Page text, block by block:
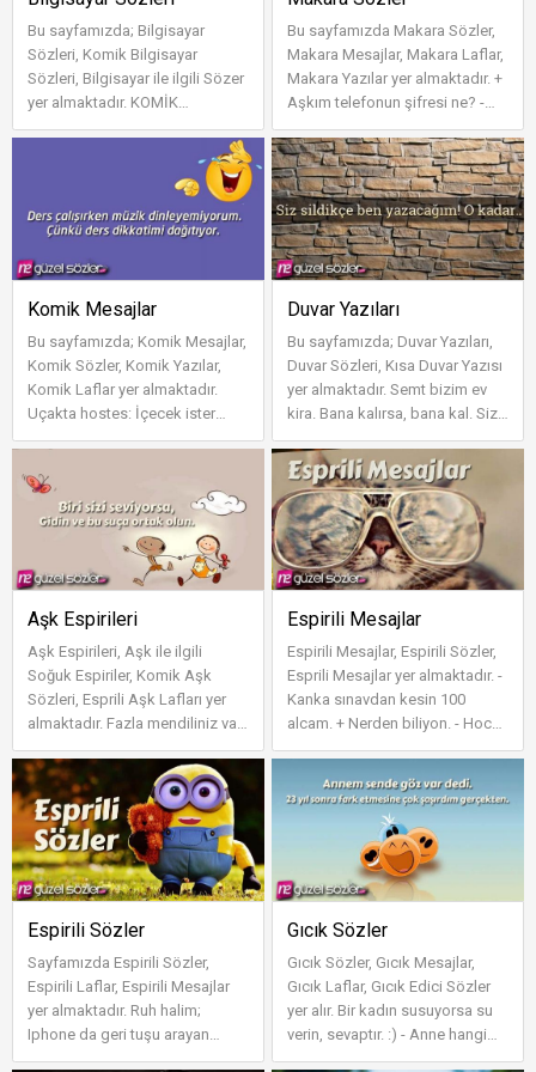
Bu sayfamızda; Bilgisayar
Sözleri, Komik Bilgisayar
Sözleri, Bilgisayar ile ilgili Sözer
yer almaktadır. KOMİK
BİLGİSAYAR SÖZLERİ Hatasız
Bu sayfamızda Makara Sözler,
Makara Mesajlar, Makara Laflar,
Makara Yazılar yer almaktadır. +
Aşkım telefonun şifresi ne? -
Çıktığımız tarih aşkım...
Komik Mesajlar
Bu sayfamızda; Komik Mesajlar,
Komik Sözler, Komik Yazılar,
Komik Laflar yer almaktadır.
Uçakta hostes: İçecek ister
miydiniz? - Seçenekler nedir?...
Duvar Yazıları
Bu sayfamızda; Duvar Yazıları,
Duvar Sözleri, Kısa Duvar Yazısı
yer almaktadır. Semt bizim ev
kira. Bana kalırsa, bana kal. Siz
sanki çok şey...
Aşk Espirileri
Aşk Espirileri, Aşk ile ilgili
Soğuk Espiriler, Komik Aşk
Sözleri, Esprili Aşk Lafları yer
almaktadır. Fazla mendiliniz var
mı, aşık olmuşumda! ...
Espirili Mesajlar
Espirili Mesajlar, Espirili Sözler,
Esprili Mesajlar yer almaktadır. -
Kanka sınavdan kesin 100
alcam. + Nerden biliyon. - Hoca
adını yazana 5 pu...
Espirili Sözler
Sayfamızda Espirili Sözler,
Espirili Laflar, Espirili Mesajlar
yer almaktadır. Ruh halim;
Iphone da geri tuşu arayan
Samsung’lu. Öyle ne
Gıcık Sözler
Gıcık Sözler, Gıcık Mesajlar,
Gıcık Laflar, Gıcık Edici Sözler
yer alır. Bir kadın susuyorsa su
verin, sevaptır. :) - Anne hangi
takımı tutuyors...